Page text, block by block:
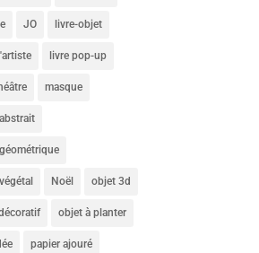
JO livre-objet
livre pop-up
masque
Noël objet 3d
objet à planter
papier ajouré